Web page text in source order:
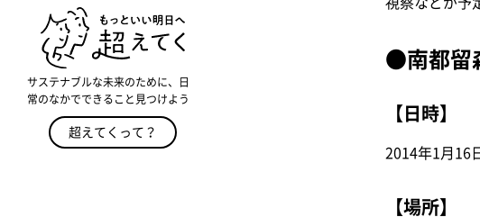
サステナブルな未来のために、日
常のなかでできること見つけよう
超えてくって？
●南都留
【日時】
2014年1月16
【場所】